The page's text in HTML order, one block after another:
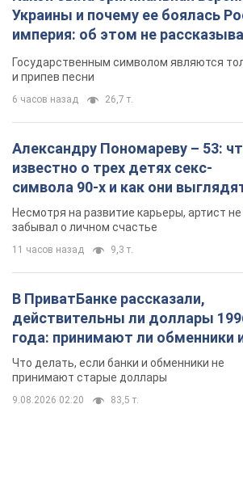
Украины и почему ее боялась
империя: об этом не
Государственным символом являются
и припев песни
6 часов назад 26,7 т.
Александру Пономареву – 53:
известно о трех детях секс-
символа 90-х и как они
Несмотря на развитие карьеры, артист не
забывал о личном счастье
11 часов назад 9,3 т.
В ПриватБанке рассказали,
действительны ли доллары
года: принимают ли обменники
банки такие купюры
Что делать, если банки и обменники не
принимают старые доллары
9.08.2026 02:20 83,5 т.